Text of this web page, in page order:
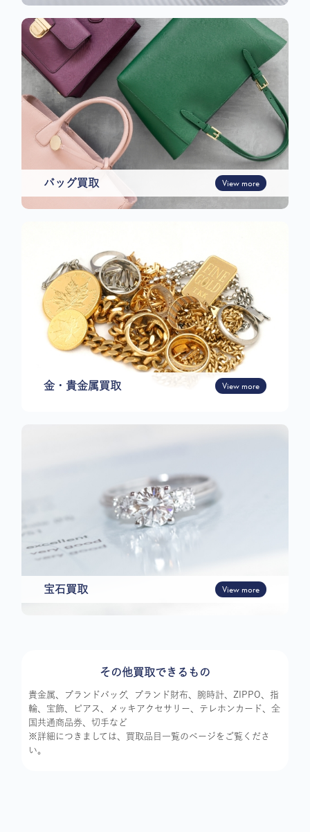
バッグ買取 View more
金・貴金属買取 View more
宝石買取 View more
その他買取できるもの
貴金属、ブランドバッグ、ブランド財布、腕時計、ZIPPO、指
輪、宝飾、ピアス、メッキアクセサリー、テレホンカード、全
国共通商品券、切手など
※詳細につきましては、買取品目一覧のページをご覧くださ
い。